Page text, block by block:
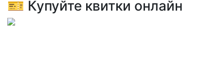
🎫 Купуйте квитки онлайн